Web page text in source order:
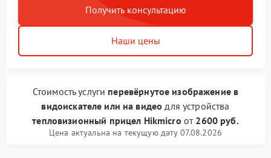
Получить консультацию
Наши цены
Стоимость услуги перевёрнутое изображение в
видоискателе или на видео для устройства
тепловизионный прицел Hikmicro от 2600 руб.
Цена актуальна на текущую дату 07.08.2026